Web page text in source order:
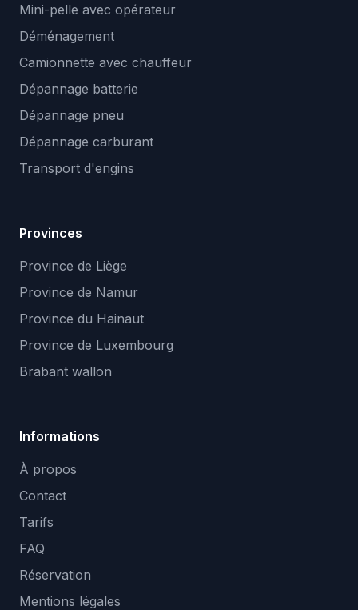
Mini-pelle avec opérateur
Déménagement
Camionnette avec chauffeur
Dépannage batterie
Dépannage pneu
Dépannage carburant
Transport d'engins
Provinces
Province de Liège
Province de Namur
Province du Hainaut
Province de Luxembourg
Brabant wallon
Informations
À propos
Contact
Tarifs
FAQ
Réservation
Mentions légales